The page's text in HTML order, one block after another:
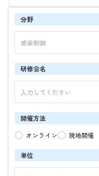
研修会情報
災害時被災状況報告
表彰・受賞者一覧
一般・学生の方へ TOP
あなたのくすりと健康
県民公開講座
禁煙支援
不正大麻けしの撲滅運動
分野
研修会名
開催方法
オンライン
現地開催
単位